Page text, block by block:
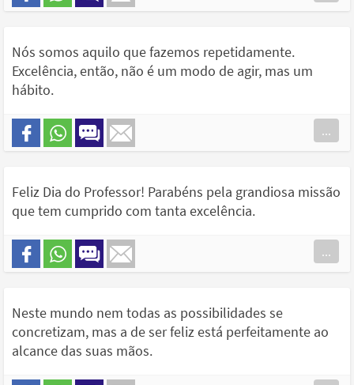
Nós somos aquilo que fazemos repetidamente.
Excelência, então, não é um modo de agir, mas um
hábito.
...
Feliz Dia do Professor! Parabéns pela grandiosa missão
que tem cumprido com tanta excelência.
...
Neste mundo nem todas as possibilidades se
concretizam, mas a de ser feliz está perfeitamente ao
alcance das suas mãos.